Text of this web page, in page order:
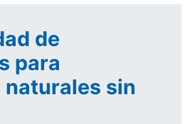
de
para
naturales sin